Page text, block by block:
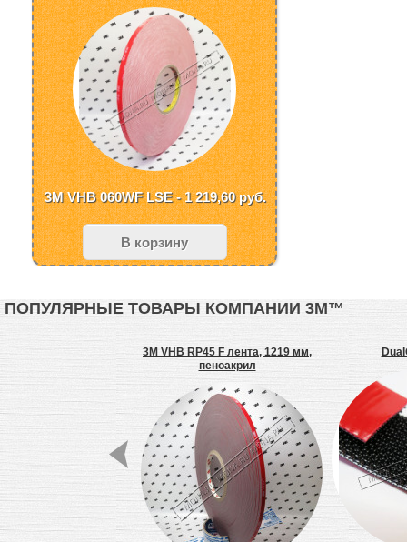
ЗМ VHB 060WF LSE - 1 219,60руб.
В корзину
ПОПУЛЯРНЫЕ ТОВАРЫ КОМПАНИИ 3М™
3M VHB RP45 F лента, 1219 мм,
пеноакрил